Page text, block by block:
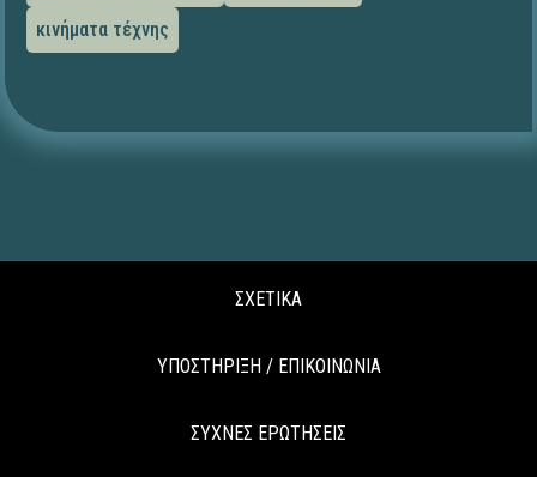
κινήματα τέχνης
ΣΧΕΤΙΚΑ
ΥΠΟΣΤΗΡΙΞΗ / ΕΠΙΚΟΙΝΩΝΙΑ
ΣΥΧΝΕΣ ΕΡΩΤΗΣΕΙΣ